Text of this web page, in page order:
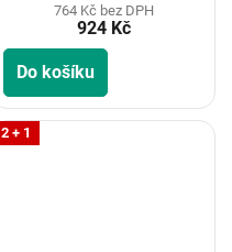
764 Kč bez DPH
924 Kč
Do košíku
2 + 1